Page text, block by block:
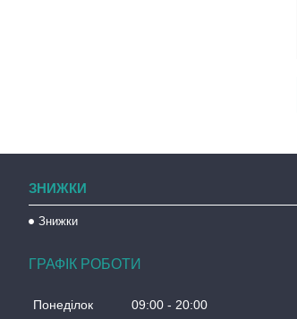
ЗНИЖКИ
Знижки
ГРАФІК РОБОТИ
Понеділок 09:00
20:00